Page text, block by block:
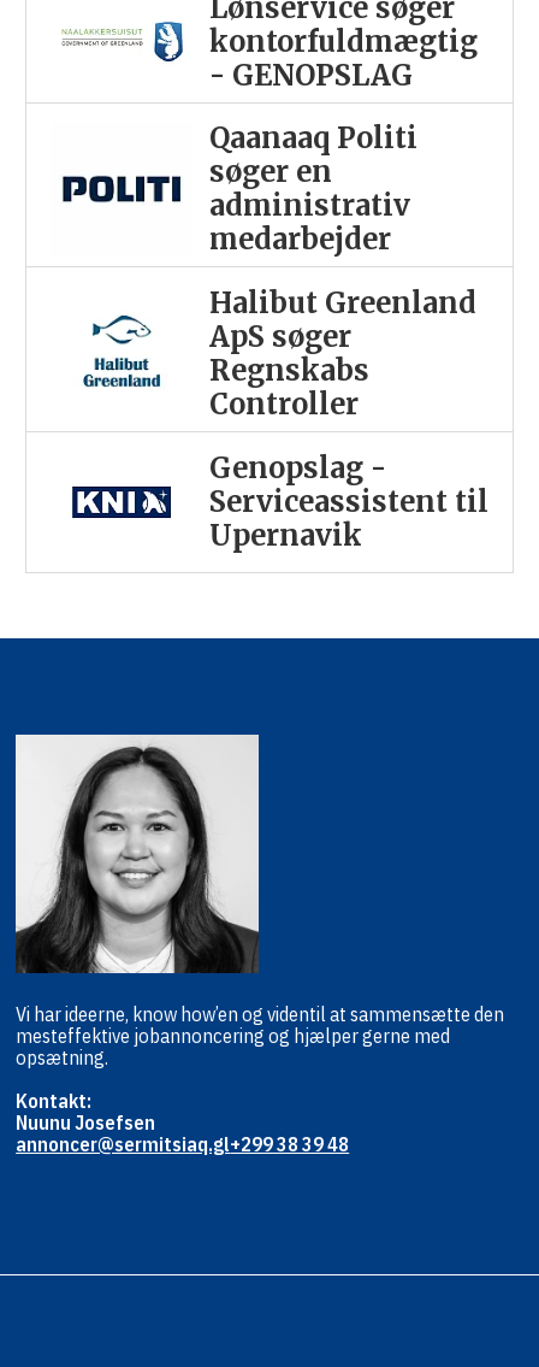
Lønservice søger
kontorfuldmægtig
- GENOPSLAG
Qaanaaq Politi
søger en
administrativ
medarbejder
Halibut Greenland
ApS søger
Regnskabs
Controller
Genopslag -
Serviceassistent til
Upernavik
Vi har ideerne, know how’en og videntil at sammensætte den
mesteffektive jobannoncering og hjælpergerne med
opsætning.
Kontakt:
Nuunu Josefsen
annoncer@sermitsiaq.gl+299 38 39 48